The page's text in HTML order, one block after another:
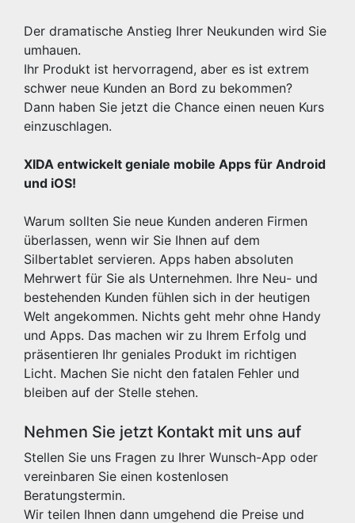
Der dramatische Anstieg Ihrer Neukunden wird Sie
umhauen.
Ihr Produkt ist hervorragend, aber es ist extrem
schwer neue Kunden an Bord zu bekommen?
Dann haben Sie jetzt die Chance einen neuen Kurs
einzuschlagen.
XIDA entwickelt geniale mobile Apps für Android
und iOS!
Warum sollten Sie neue Kunden anderen Firmen
überlassen, wenn wir Sie Ihnen auf dem
Silbertablet servieren. Apps haben absoluten
Mehrwert für Sie als Unternehmen. Ihre Neu- und
bestehenden Kunden fühlen sich in der heutigen
Welt angekommen. Nichts geht mehr ohne Handy
und Apps. Das machen wir zu Ihrem Erfolg und
präsentieren Ihr geniales Produkt im richtigen
Licht. Machen Sie nicht den fatalen Fehler und
bleiben auf der Stelle stehen.
Nehmen Sie jetzt Kontakt mit uns auf
Stellen Sie uns Fragen zu Ihrer Wunsch-App oder
vereinbaren Sie einen kostenlosen
Beratungstermin.
Wir teilen Ihnen dann umgehend die Preise und